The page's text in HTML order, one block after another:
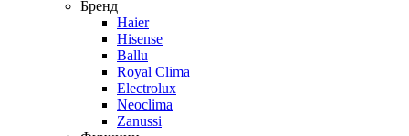
Бренд
Haier
Hisense
Ballu
Royal Clima
Electrolux
Neoclima
Zanussi